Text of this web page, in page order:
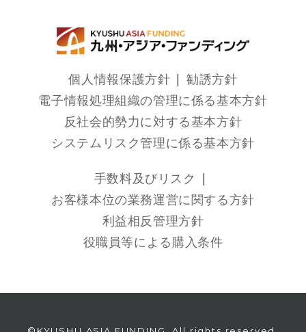
個人情報保護方針
勧誘方針
電子情報処理組織の管理に係る基本方針
反社会的勢力に対する基本方針
システムリスク管理に係る基本方針
手数料及びリスク
お客様本位の業務運営に関する方針
利益相反管理方針
役職員等による購入条件